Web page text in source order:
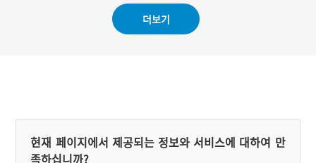
었다. 마을 주민들은 나그네
의 말을 믿지 않았지만, 한
노인이 나그네의 말을 믿고
어났다. 그 때 천둥번개를
동반한 비가 내리고 파도가
밀려와 계화도를 섬으로 만
더보기
현재 페이지에서 제공되는 정보와 서비스에 대하여 만
족하십니까?